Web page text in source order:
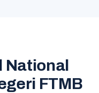
National
FTMB